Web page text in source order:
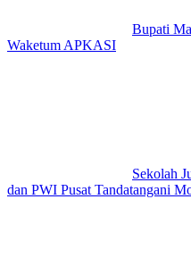
Bupati
Waketum APKASI
Sekolah
dan PWI Pusat Tandatangani